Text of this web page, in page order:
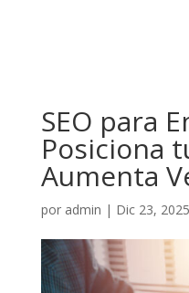
SEO para
Posiciona
Aumenta
por admin | Dic 23, 2025